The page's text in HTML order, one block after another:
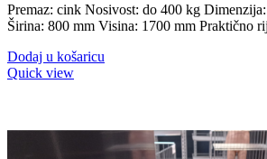
Premaz: cink Nosivost: do 400 kg
Širina: 800 mm Visina: 1700 mm Praktično
Dodaj u košaricu
Quick view